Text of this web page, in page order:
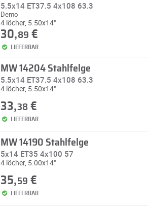
5.5x14 ET37.5 4x108 63.3
Demo
4 löcher, 5.50x14"
30,89 €
LIEFERBAR
MW 14204 Stahlfelge
5.5x14 ET37.5 4x108 63.3
4 löcher, 5.50x14"
33,38€
LIEFERBAR
MW 14190 Stahlfelge
5x14 ET35 4x100 57
4 löcher, 5.00x14"
35,59 €
LIEFERBAR